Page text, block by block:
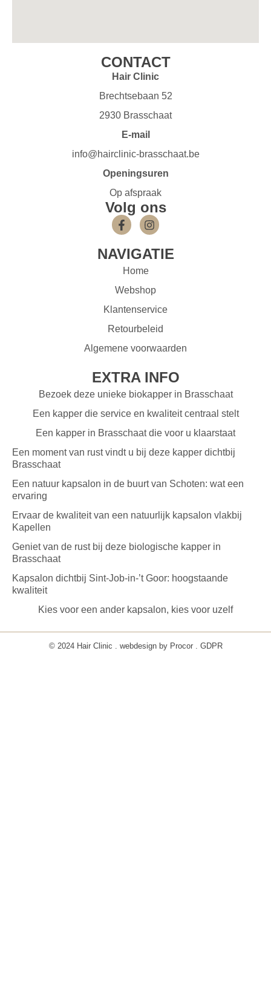
CONTACT
Hair Clinic
Brechtsebaan 52
2930 Brasschaat
E-mail
info@hairclinic-brasschaat.be
Openingsuren
Op afspraak
Volg ons
NAVIGATIE
Home
Webshop
Klantenservice
Retourbeleid
Algemene voorwaarden
EXTRA INFO
Bezoek deze unieke biokapper in Brasschaat
Een kapper die service en kwaliteit centraal stelt
Een kapper in Brasschaat die voor u klaarstaat
Een moment van rust vindt u bij deze kapper dichtbij
Brasschaat
Een natuur kapsalon in de buurt van Schoten: wat een
ervaring
Ervaar de kwaliteit van een natuurlijk kapsalon vlakbij
Kapellen
Geniet van de rust bij deze biologische kapper in
Brasschaat
Kapsalon dichtbij Sint-Job-in-’t Goor: hoogstaande
kwaliteit
Kies voor een ander kapsalon, kies voor uzelf
© 2024 Hair Clinic . webdesign by Procor. GDPR